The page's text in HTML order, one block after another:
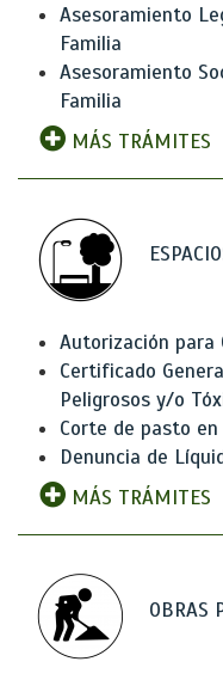
Asesoramiento
Familia
Asesoramiento
Familia
MÁS TRÁMITES
Autorización para
Certificado
Peligrosos y/o
Corte de pasto
Denuncia de
MÁS TRÁMITES
OBRAS